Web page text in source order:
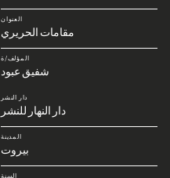
العنوان
مقامات الحريري
المؤلف/ة
شفيق عبود
دار النشر
دار النهار للنشر
المدينة
بيروت
السنة